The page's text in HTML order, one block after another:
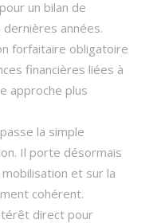
un bilan de
années.
forfaitaire obligatoire
financières liées à
approche plus
la simple
Il porte désormais
et sur la
cohérent.
direct pour